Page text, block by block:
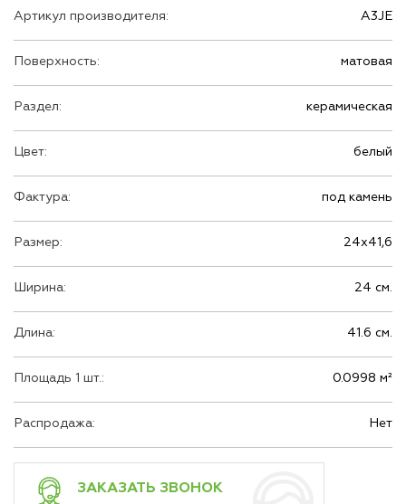
Артикул производителя: A3JE
Поверхность: матовая
Раздел: керамическая
Цвет: белый
Фактура: под камень
Размер: 24х41,6
Ширина: 24 см.
Длина: 41.6 см.
Площадь 1 шт.: 0.0998 м²
Распродажа: Нет
ЗАКАЗАТЬ ЗВОНОК